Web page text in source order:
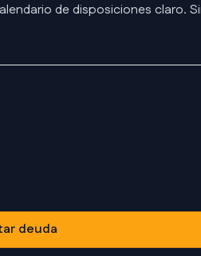
de disposiciones claro.
deuda